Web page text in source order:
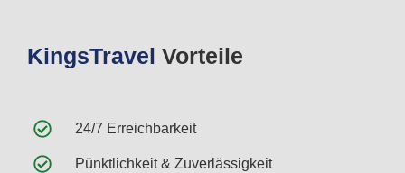
KingsTravel Vorteile
24/7 Erreichbarkeit
Pünktlichkeit & Zuverlässigkeit